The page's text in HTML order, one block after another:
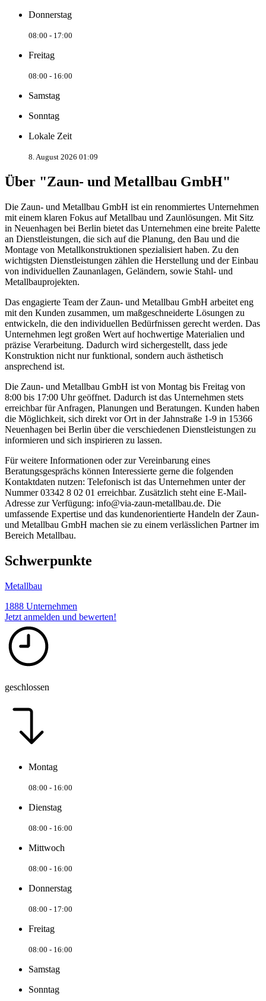
Donnerstag
08:00 - 17:00
Freitag
08:00 - 16:00
Samstag
Sonntag
Lokale Zeit
8. August 2026 01:09
Über "Zaun- und Metallbau GmbH"
Die Zaun- und Metallbau GmbH ist ein renommiertes Unternehmen
mit einem klaren Fokus auf Metallbau und Zaunlösungen. Mit Sitz
in Neuenhagen bei Berlin bietet das Unternehmen eine breite Palette
an Dienstleistungen, die sich auf die Planung, den Bau und die
Montage von Metallkonstruktionen spezialisiert haben. Zu den
wichtigsten Dienstleistungen zählen die Herstellung und der Einbau
von individuellen Zaunanlagen, Geländern, sowie Stahl- und
Metallbauprojekten.
Das engagierte Team der Zaun- und Metallbau GmbH arbeitet eng
mit den Kunden zusammen, um maßgeschneiderte Lösungen zu
entwickeln, die den individuellen Bedürfnissen gerecht werden. Das
Unternehmen legt großen Wert auf hochwertige Materialien und
präzise Verarbeitung. Dadurch wird sichergestellt, dass jede
Konstruktion nicht nur funktional, sondern auch ästhetisch
ansprechend ist.
Die Zaun- und Metallbau GmbH ist von Montag bis Freitag von
8:00 bis 17:00 Uhr geöffnet. Dadurch ist das Unternehmen stets
erreichbar für Anfragen, Planungen und Beratungen. Kunden haben
die Möglichkeit, sich direkt vor Ort in der Jahnstraße 1-9 in 15366
Neuenhagen bei Berlin über die verschiedenen Dienstleistungen zu
informieren und sich inspirieren zu lassen.
Für weitere Informationen oder zur Vereinbarung eines
Beratungsgesprächs können Interessierte gerne die folgenden
Kontaktdaten nutzen: Telefonisch ist das Unternehmen unter der
Nummer 03342 8 02 01 erreichbar. Zusätzlich steht eine E-Mail-
Adresse zur Verfügung: info@via-zaun-metallbau.de. Die
umfassende Expertise und das kundenorientierte Handeln der Zaun-
und Metallbau GmbH machen sie zu einem verlässlichen Partner im
Bereich Metallbau.
Schwerpunkte
Metallbau
1888 Unternehmen
Jetzt anmelden und bewerten!
geschlossen
Montag
08:00 - 16:00
Dienstag
08:00 - 16:00
Mittwoch
08:00 - 16:00
Donnerstag
08:00 - 17:00
Freitag
08:00 - 16:00
Samstag
Sonntag